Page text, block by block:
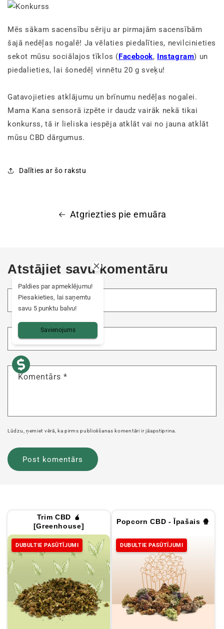
Mēs sākam sacensību sēriju ar pirmajām sacensībām
šajā nedēļas nogalē! Ja vēlaties piedalīties, nevilcinieties
sekot mūsu sociālajos tīklos ( Facebook, Instagram) un
piedalieties, lai šonedēļ vinnētu 20 g sveķu!
Gatavojieties atklājumu un brīnumu nedēļas nogalei.
Mama Kana sensorā izpēte ir daudz vairāk nekā tikai
konkurss, tā ir lieliska iespēja atklāt vai no jauna atklāt
mūsu CBD dārgumus.
Dalīties ar šo rakstu
Atgriezties pie emuāra
Atstājiet savu komentāru
Nosaukums*
E-pasts*
Komentārs *
Lūdzu, ņemiet vērā, ka pirms publicēšanas komentāri ir jāapstiprina.
Trim CBD 🧉
[Greenhouse]
DUBULTIE PASŪTĪJUMI
Popcorn CBD - Īpašais 🍿
DUBULTIE PASŪTĪJUMI
Paldies par apmeklējumu!
Piesakieties, lai saņemtu
savu 5 punktu balvu!
Savienojums